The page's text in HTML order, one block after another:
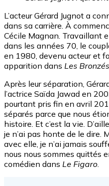
L’acteur Gérard Jugnot a
dans sa carrière. À
Cécile Magnan. Travaillant
dans les années 70, le
en 1980, devenu acteur et
apparition dans Les
Après leur séparation,
l’actrice Saïda Jawad en
pourtant pris fin en avril
séparés parce que nous
histoire. Et c’est la vie.
je n’ai pas honte de le dire.
avec elle, je n’ai jamais
nous nous sommes quittés
comédien dans Le Figaro